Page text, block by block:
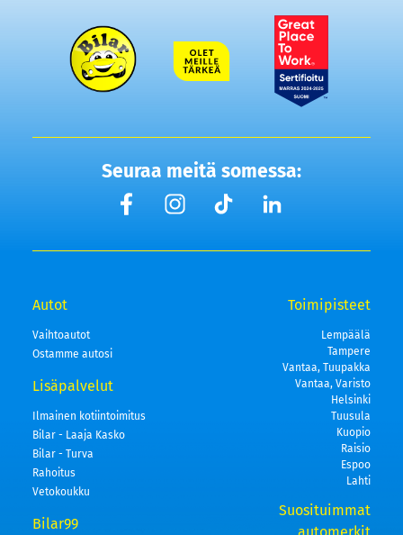
Seuraa meitä somessa:
Autot
Vaihtoautot
Ostamme autosi
Lisäpalvelut
Ilmainen kotiintoimitus
Bilar - Laaja Kasko
Bilar - Turva
Rahoitus
Vetokoukku
Bilar99
Toimipisteet
Lempäälä
Tampere
Vantaa, Tuupakka
Vantaa, Varisto
Helsinki
Tuusula
Kuopio
Raisio
Espoo
Lahti
Suosituimmat